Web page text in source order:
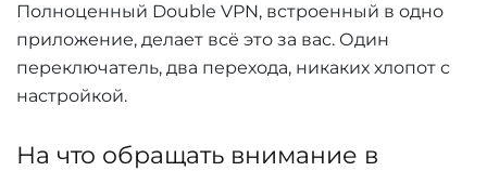
Полноценный Double VPN, встроенный в одно
приложение, делает всё это за вас. Один
переключатель, два перехода, никаких хлопот с
настройкой.
На что обращать внимание в